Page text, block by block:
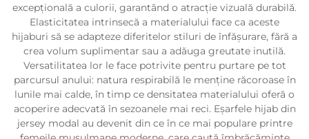
excepțională a culorii, garantând o atracție vizuală durabilă.
Elasticitatea intrinsecă a materialului face ca aceste
hijaburi să se adapteze diferitelor stiluri de înfășurare, fără a
crea volum suplimentar sau a adăuga greutate inutilă.
Versatilitatea lor le face potrivite pentru purtare pe tot
parcursul anului: natura respirabilă le menține răcoroase în
lunile mai calde, în timp ce densitatea materialului oferă o
acoperire adecvată în sezoanele mai reci. Eșarfele hijab din
jersey modal au devenit din ce în ce mai populare printre